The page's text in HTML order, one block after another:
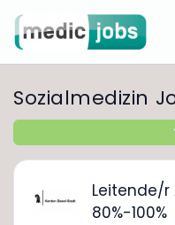
Sozialmedizin
Leitende/r
80%-100%